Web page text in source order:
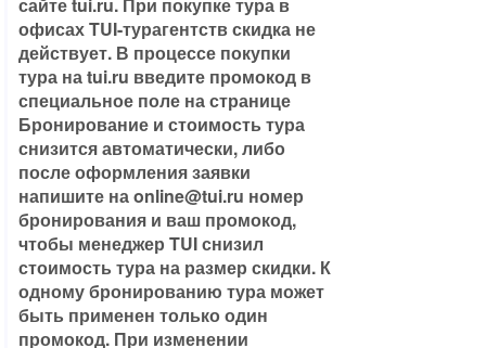
офисах TUI-турагентств скидка не
действует. В процессе покупки
тура на tui.ru введите промокод в
специальное поле на странице
Бронирование и стоимость тура
снизится автоматически, либо
после оформления заявки
напишите на online@tui.ru номер
бронирования и ваш промокод,
чтобы менеджер TUI снизил
стоимость тура на размер скидки. К
одному бронированию тура может
быть применен только один
промокод. При изменении